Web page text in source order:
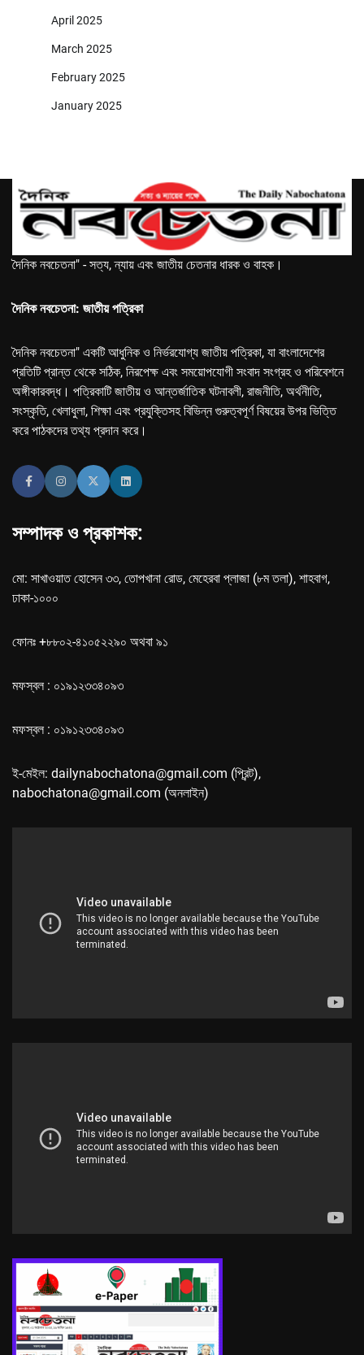
April 2025
March 2025
February 2025
January 2025
দৈনিক নবচেতনা" - সত্য, ন্যায় এবং জাতীয় চেতনার ধারক ও বাহক।
দৈনিক নবচেতনা: জাতীয় পত্রিকা
দৈনিক নবচেতনা" একটি আধুনিক ও নির্ভরযোগ্য জাতীয় পত্রিকা, যা বাংলাদেশের
প্রতিটি প্রান্ত থেকে সঠিক, নিরপেক্ষ এবং সময়োপযোগী সংবাদ সংগ্রহ ও পরিবেশনে
অঙ্গীকারবদ্ধ। পত্রিকাটি জাতীয় ও আন্তর্জাতিক ঘটনাবলী, রাজনীতি, অর্থনীতি,
সংস্কৃতি, খেলাধুলা, শিক্ষা এবং প্রযুক্তিসহ বিভিন্ন গুরুত্বপূর্ণ বিষয়ের উপর ভিত্তি
করে পাঠকদের তথ্য প্রদান করে।
সম্পাদক ও প্রকাশক:
মো: সাখাওয়াত হোসেন ৩৩, তোপখানা রোড, মেহেরবা প্লাজা (৮ম তলা), শাহবাগ,
ঢাকা-১০০০
ফোনঃ +৮৮০২-৪১০৫২২৯০ অথবা ৯১
মফস্বল : ০১৯১২৩৩৪০৯৩
মফস্বল : ০১৯১২৩৩৪০৯৩
ই-মেইল: dailynabochatona@gmail.com (প্রিন্ট),
nabochatona@gmail.com (অনলাইন)